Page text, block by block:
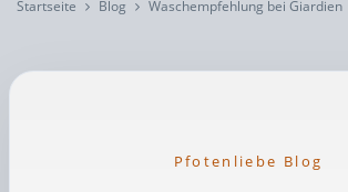
Startseite Blog Waschempfehlung bei Giardien
Pfotenliebe Blog